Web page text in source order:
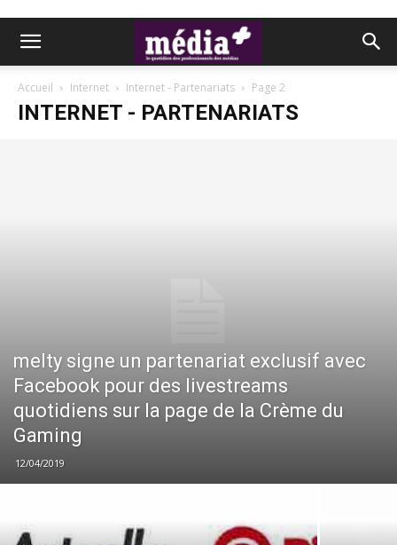
Accueil Internet Internet - Partenariats Page 2
INTERNET - PARTENARIATS
melty signe un partenariat exclusif avec
Facebook pour des livestreams
quotidiens sur la page de la Crème du
Gaming
12/04/2019